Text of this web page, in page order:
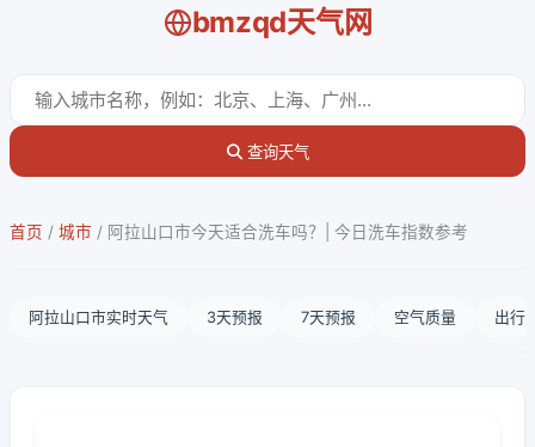
bmzqd天气网
查询天气
首页 / 城市 / 阿拉山口市今天适合洗车吗？| 今日洗车指数参考
阿拉山口市实时天气 3天预报 7天预报 空气质量 出行